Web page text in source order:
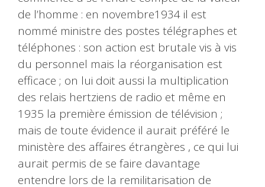
de l’homme : en novembre1934 il est
nommé ministre des postes télégraphes et
téléphones : son action est brutale vis à vis
du personnel mais la réorganisation est
efficace ; on lui doit aussi la multiplication
des relais hertziens de radio et même en
1935 la première émission de télévision ;
mais de toute évidence il aurait préféré le
ministère des affaires étrangères , ce qui lui
aurait permis de se faire davantage
entendre lors de la remilitarisation de